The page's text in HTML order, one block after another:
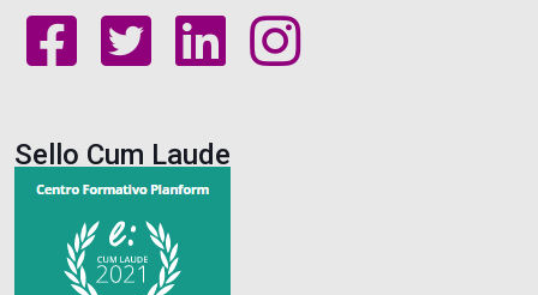
Sello Cum Laude